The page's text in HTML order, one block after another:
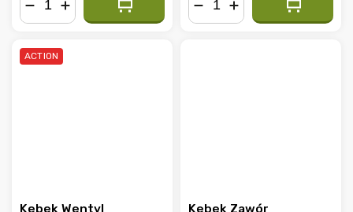
ACTION
Kebek Wentyl
Kebek Zawór